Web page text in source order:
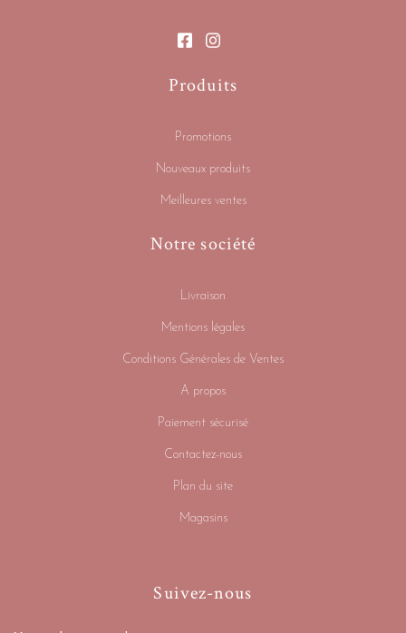
Produits
Promotions
Nouveaux produits
Meilleures ventes
Notre société
Livraison
Mentions légales
Conditions Générales de Ventes
A propos
Paiement sécurisé
Contactez-nous
Plan du site
Magasins
Suivez-nous